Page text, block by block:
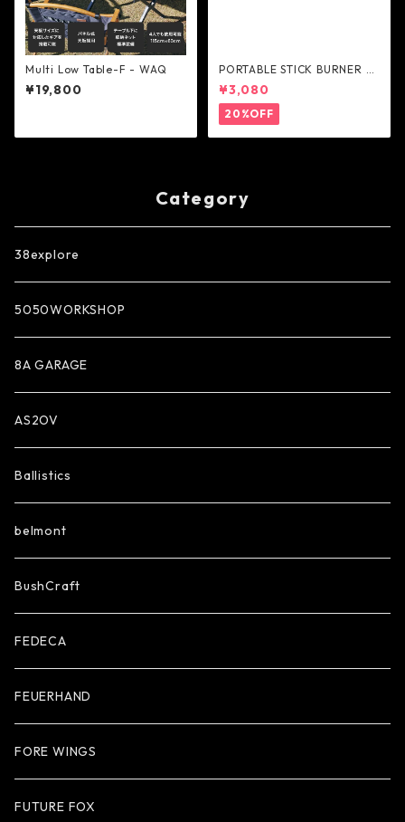
Multi Low Table-F - WAQ
¥19,800
PORTABLE STICK BURNER -
AS2OV
¥3,080
20%OFF
Category
38explore
5050WORKSHOP
8A GARAGE
AS2OV
Ballistics
belmont
BushCraft
FEDECA
FEUERHAND
FORE WINGS
FUTURE FOX